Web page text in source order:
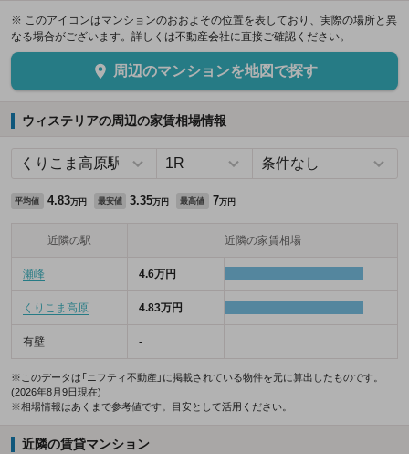
※ このアイコンはマンションのおおよその位置を表しており、実際の場所と異
なる場合がございます。詳しくは不動産会社に直接ご確認ください。
周辺のマンションを地図で探す
ウィステリアの周辺の家賃相場情報
平均値 4.83万円 最安値 3.35万円 最高値 7万円
近隣の駅 近隣の家賃相場
瀬峰 4.6万円
くりこま高原 4.83万円
有壁 -
※このデータは「ニフティ不動産」に掲載されている物件を元に算出したものです。
(2026年8月9日現在)
※相場情報はあくまで参考値です。目安として活用ください。
近隣の賃貸マンション